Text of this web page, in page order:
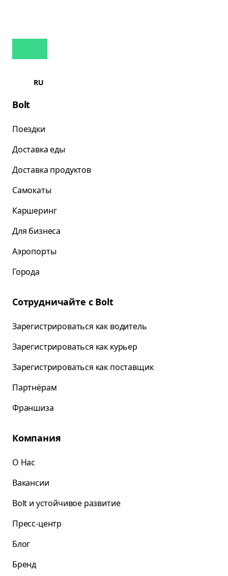
RU
Bolt
Поездки
Доставка еды
Доставка продуктов
Самокаты
Каршеринг
Для бизнеса
Аэропорты
Города
Сотрудничайте с Bolt
Зарегистрироваться как водитель
Зарегистрироваться как курьер
Зарегистрироваться как поставщик
Партнёрам
Франшиза
Компания
О Нас
Вакансии
Bolt и устойчивое развитие
Пресс-центр
Блог
Бренд